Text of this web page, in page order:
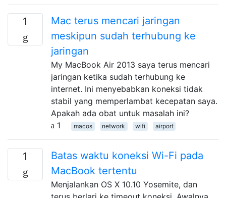
1
Mac terus mencari jaringan
meskipun sudah terhubung ke
jaringan
My MacBook Air 2013 saya terus mencari
jaringan ketika sudah terhubung ke
internet. Ini menyebabkan koneksi tidak
stabil yang memperlambat kecepatan saya.
Apakah ada obat untuk masalah ini?
1
macos network wifi airport
1
Batas waktu koneksi Wi-Fi pada
MacBook tertentu
Menjalankan OS X 10.10 Yosemite, dan